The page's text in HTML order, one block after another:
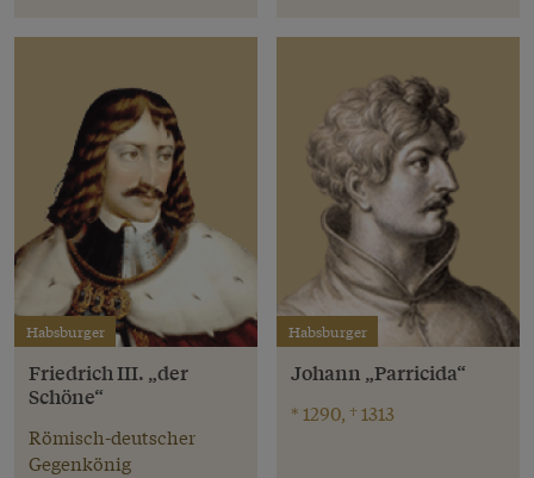
Habsburger
Friedrich III. „der
Schöne“
Römisch-deutscher
Gegenkönig
Habsburger
Johann „Parricida“
* 1290, † 1313